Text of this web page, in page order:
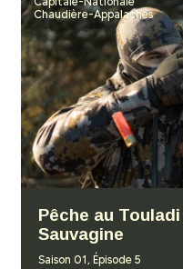
Chaudière-Appalaches
Pêche au
Sauvagine
Saison 01, Épisode 5